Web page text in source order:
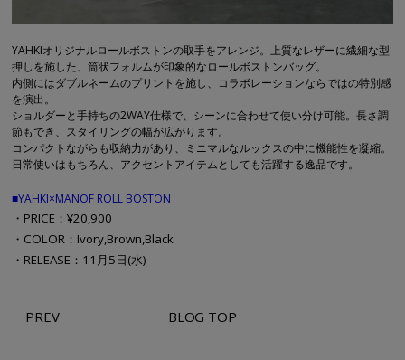
YAHKIオリジナルロールボストンの取手をアレンジ。上質なレザーに繊細な型
押しを施した、筒状フォルムが印象的なロールボストンバッグ。
内側にはダブルネームのプリントを施し、コラボレーションならではの特別感
を演出。
ショルダーと手持ちの2WAY仕様で、シーンに合わせて使い分け可能。長さ調
節もでき、スタイリングの幅が広がります。
コンパクトながらも収納力があり、ミニマルなルックスの中に機能性を凝縮。
日常使いはもちろん、アクセントアイテムとしても活躍する逸品です。
■YAHKI×MANOF ROLL BOSTON
・PRICE：¥20,900
・COLOR：Ivory,Brown,Black
・RELEASE：11月5日(水)
BLOG TOP
PREV